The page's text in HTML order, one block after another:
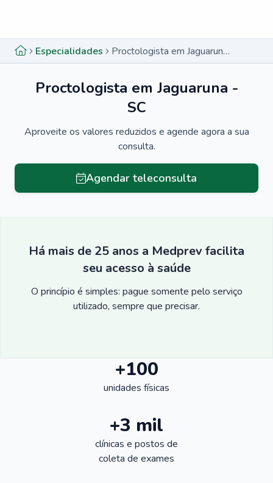
Especialidades Proctologista em Jaguaruna - SC
Proctologista em Jaguaruna -
SC
Aproveite os valores reduzidos e agende agora a sua
consulta.
Agendar teleconsulta
Há mais de 25 anos a Medprev facilita
seu acesso à saúde
O princípio é simples: pague somente pelo serviço
utilizado, sempre que precisar.
+100
unidades físicas
+3 mil
clínicas e postos de
coleta de exames